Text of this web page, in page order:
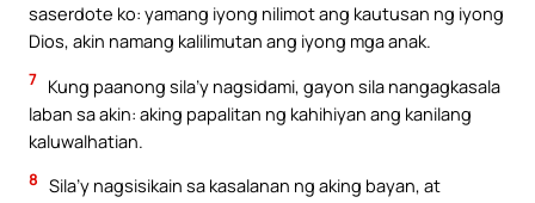
saserdote ko: yamang iyong nilimot ang kautusan ng iyong
Dios, akin namang kalilimutan ang iyong mga anak.
7 Kung paanong sila’y nagsidami, gayon sila nangagkasala
laban sa akin: aking papalitan ng kahihiyan ang kanilang
kaluwalhatian.
8 Sila’y nagsisikain sa kasalanan ng aking bayan, at